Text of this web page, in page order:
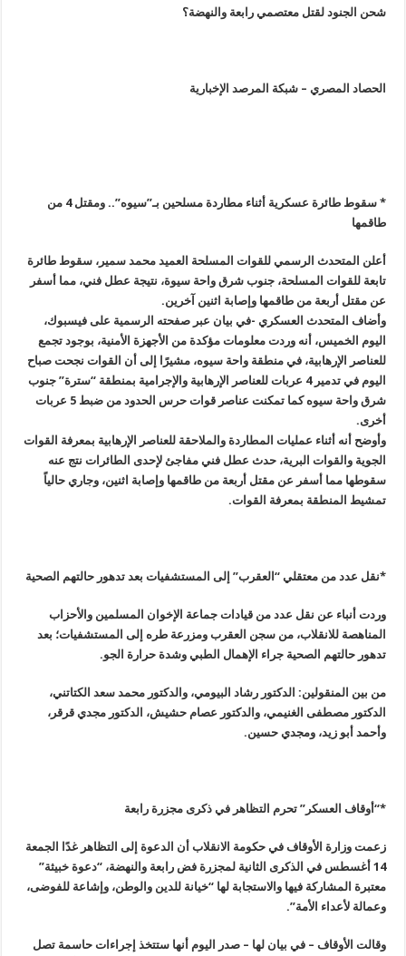
شحن الجنود لقتل معتصمي رابعة والنهضة؟
الحصاد المصري – شبكة المرصد الإخبارية
*
سقوط طائرة عسكرية أثناء مطاردة مسلحين بـ”سيوه”.. ومقتل 4 من
طاقمها
أعلن المتحدث الرسمي للقوات المسلحة العميد محمد سمير، سقوط طائرة
تابعة للقوات المسلحة، جنوب شرق واحة سيوة، نتيجة عطل فني، مما أسفر
عن مقتل أربعة من طاقمها وإصابة اثنين آخرين.
وأضاف المتحدث العسكري -في بيان عبر صفحته الرسمية على فيسبوك،
اليوم الخميس، أنه وردت معلومات مؤكدة من الأجهزة الأمنية، بوجود تجمع
للعناصر الإرهابية، في منطقة واحة سيوه، مشيرًا إلى أن القوات نجحت صباح
اليوم في تدمير 4 عربات للعناصر الإرهابية والإجرامية بمنطقة “سترة” جنوب
شرق واحة سيوه كما تمكنت عناصر قوات حرس الحدود من ضبط 5 عربات
أخرى.
وأوضح أنه أثناء عمليات المطاردة والملاحقة للعناصر الإرهابية بمعرفة القوات
الجوية والقوات البرية، حدث عطل فني مفاجئ لإحدى الطائرات نتج عنه
سقوطها مما أسفر عن مقتل أربعة من طاقمها وإصابة اثنين، وجاري حالياً
تمشيط المنطقة بمعرفة القوات.
*نقل عدد من معتقلي “العقرب” إلى المستشفيات بعد تدهور حالتهم الصحية
وردت أنباء عن نقل عدد من قيادات جماعة الإخوان المسلمين والأحزاب
المناهصة للانقلاب، من سجن العقرب ومزرعة طره إلى المستشفيات؛ بعد
تدهور حالتهم الصحية جراء الإهمال الطبي وشدة حرارة الجو.
من بين المنقولين: الدكتور رشاد البيومي، والدكتور محمد سعد الكتاتني،
الدكتور مصطفى الغنيمي، والدكتور عصام حشيش، الدكتور مجدي قرقر،
وأحمد أبو زيد، ومجدي حسين.
*
“أوقاف العسكر” تحرم التظاهر في ذكرى مجزرة رابعة
زعمت وزارة الأوقاف في حكومة الانقلاب أن الدعوة إلى التظاهر غدًا الجمعة
14 أغسطس في الذكرى الثانية لمجزرة فض رابعة والنهضة، “دعوة خبيثة”
معتبرة المشاركة فيها والاستجابة لها “خيانة للدين والوطن، وإشاعة للفوضى،
وعمالة لأعداء الأمة”.
وقالت الأوقاف – في بيان لها – صدر اليوم أنها ستتخذ إجراءات حاسمة تصل